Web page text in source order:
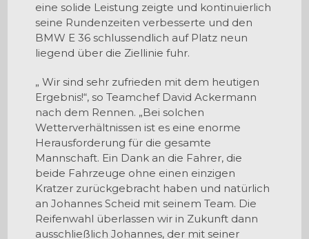
eine solide Leistung zeigte und kontinuierlich
seine Rundenzeiten verbesserte und den
BMW E 36 schlussendlich auf Platz neun
liegend über die Ziellinie fuhr.
„ Wir sind sehr zufrieden mit dem heutigen
Ergebnis!“, so Teamchef David Ackermann
nach dem Rennen. „Bei solchen
Wetterverhältnissen ist es eine enorme
Herausforderung für die gesamte
Mannschaft. Ein Dank an die Fahrer, die
beide Fahrzeuge ohne einen einzigen
Kratzer zurückgebracht haben und natürlich
an Johannes Scheid mit seinem Team. Die
Reifenwahl überlassen wir in Zukunft dann
ausschließlich Johannes, der mit seiner